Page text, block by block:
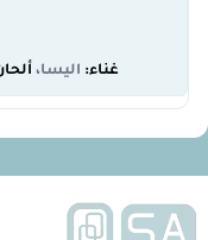
اليسا